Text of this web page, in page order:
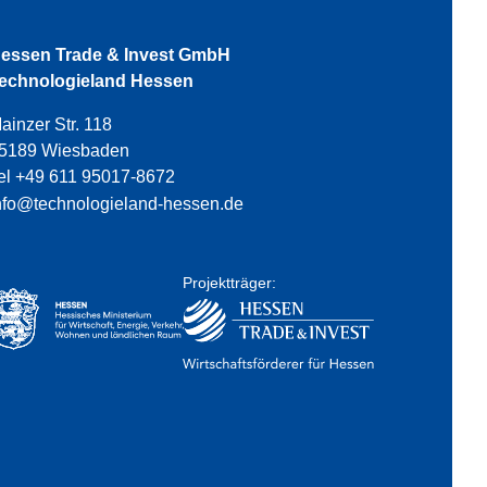
Trade & Invest GmbH
Hessen
Str. 118
Wiesbaden
+49 611 95017-8672
hessen.de
Projektträger: